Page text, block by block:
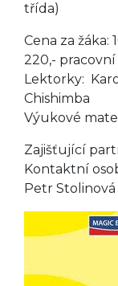
třída)
Cena za žáka:
220,- pracovní
Lektorky:
Chishimba
Výukové
Zajišťující
Kontaktní
Petr Stolinová